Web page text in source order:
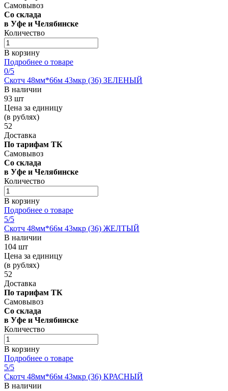
Самовывоз
Со склада
в Уфе и Челябинске
Количество
В корзину
Подробнее о товаре
0/5
Скотч 48мм*66м 43мкр (36) ЗЕЛЕНЫЙ
В наличии
93 шт
Цена за единицу
(в рублях)
52
Доставка
По тарифам ТК
Самовывоз
Со склада
в Уфе и Челябинске
Количество
В корзину
Подробнее о товаре
5/5
Скотч 48мм*66м 43мкр (36) ЖЕЛТЫЙ
В наличии
104 шт
Цена за единицу
(в рублях)
52
Доставка
По тарифам ТК
Самовывоз
Со склада
в Уфе и Челябинске
Количество
В корзину
Подробнее о товаре
5/5
Скотч 48мм*66м 43мкр (36) КРАСНЫЙ
В наличии